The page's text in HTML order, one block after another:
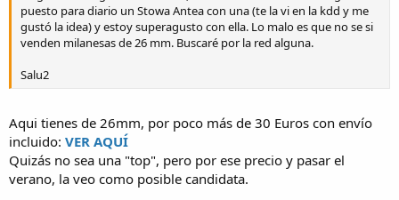
puesto para diario un Stowa Antea con una (te la vi en la kdd y me
gustó la idea) y estoy superagusto con ella. Lo malo es que no se si
venden milanesas de 26 mm. Buscaré por la red alguna.
Salu2
Aqui tienes de 26mm, por poco más de 30 Euros con envío
incluido: VER AQUÍ
Quizás no sea una "top", pero por ese precio y pasar el
verano, la veo como posible candidata.